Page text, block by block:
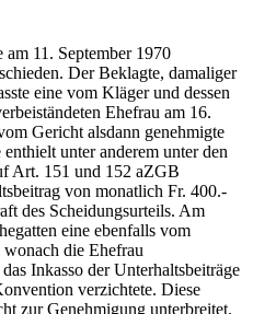
11. September 1970
Der Beklagte, damaliger
eine vom Kläger und dessen
Ehefrau am 16.
Gericht alsdann genehmigte
unter anderem unter den
Art. 151 und 152 aZGB
von monatlich Fr. 400.-
des Scheidungsurteils. Am
eine ebenfalls vom
die Ehefrau
Inkasso der Unterhaltsbeiträge
verzichtete. Diese
zur Genehmigung unterbreitet.